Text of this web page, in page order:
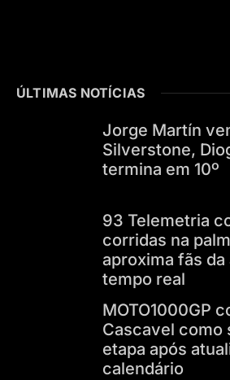
ÚLTIMAS NOTÍCIAS
Jorge Martín
Silverstone,
termina em 10º
93 Telemetria
corridas na
aproxima fãs da
tempo real
MOTO1000GP
Cascavel como
etapa após
calendário